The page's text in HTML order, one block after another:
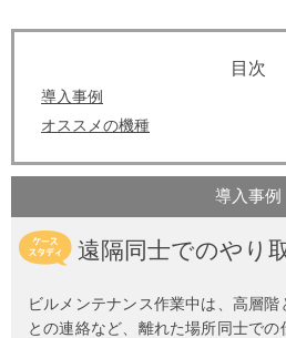
導入事例
オススメの機種
導入事例
遠隔同士でのやり
ビルメンテナンス作業中は、高層
との連絡など、離れた場所同士で